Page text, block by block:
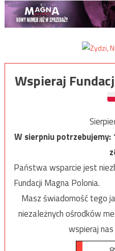
Wspieraj
W sierpniu potrzebujemy:
Państwa wsparcie jest
Fundacji Magna Polonia.
Masz świadomość tego
niezależnych ośrodków
wspieraj